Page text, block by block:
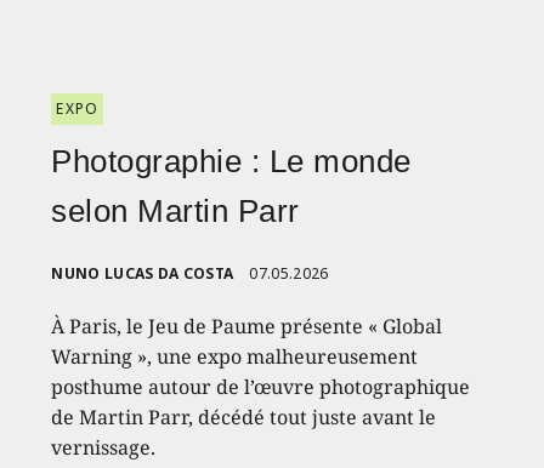
EXPO
Photographie : Le monde
selon Martin Parr
NUNO LUCAS DA COSTA 07.05.2026
À Paris, le Jeu de Paume présente « Global
Warning », une expo malheureusement
posthume autour de l’œuvre photographique
de Martin Parr, décédé tout juste avant le
vernissage.